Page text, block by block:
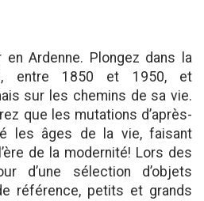
Ardenne. Plongez dans la
entre 1850 et 1950, et
sur les chemins de sa vie.
que les mutations d’après-
les âges de la vie, faisant
de la modernité! Lors des
d’une sélection d’objets
référence, petits et grands